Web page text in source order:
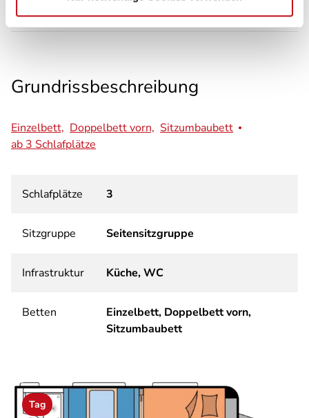
Grundrissbeschreibung
Einzelbett, Doppelbett vorn, Sitzumbaubett
ab 3 Schlafplätze
Schlafplätze 3
Sitzgruppe Seitensitzgruppe
Infrastruktur Küche, WC
Betten
Einzelbett, Doppelbett vorn,
Sitzumbaubett
Tag